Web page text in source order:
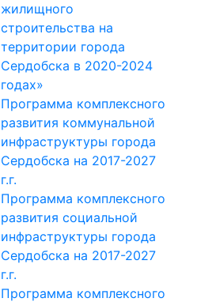
жилищного
строительства на
территории города
Сердобска в 2020-2024
годах»
Программа комплексного
развития коммунальной
инфраструктуры города
Сердобска на 2017-2027
г.г.
Программа комплексного
развития социальной
инфраструктуры города
Сердобска на 2017-2027
г.г.
Программа комплексного